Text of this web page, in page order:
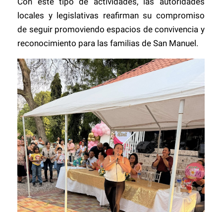
locales y legislativas reafirman su compromiso
de seguir promoviendo espacios de convivencia y
reconocimiento para las familias de San Manuel.